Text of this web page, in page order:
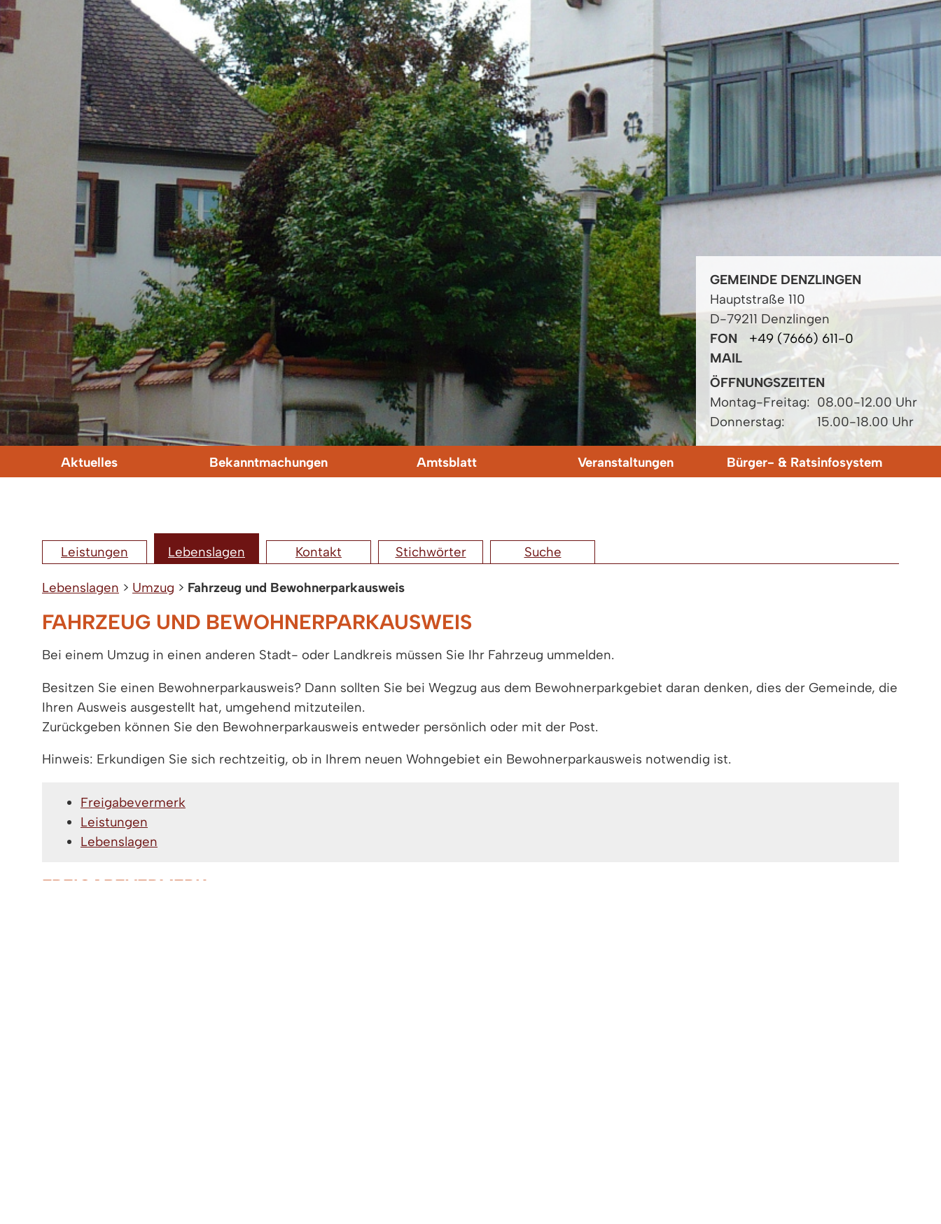
GEMEINDE DENZLINGEN
Hauptstraße 110
D-79211 Denzlingen
FON
+49 (7666) 611-0
MAIL
ÖFFNUNGSZEITEN
Montag-Freitag: 08.00-12.00 Uhr
Donnerstag:
15.00-18.00 Uhr
Aktuelles Bekanntmachungen Amtsblatt Veranstaltungen Bürger- & Ratsinfosystem
Leistungen Lebenslagen Kontakt Stichwörter Suche
Lebenslagen > Umzug > Fahrzeug und Bewohnerparkausweis
FAHRZEUG UND BEWOHNERPARKAUSWEIS
Bei einem Umzug in einen anderen Stadt- oder Landkreis müssen Sie Ihr Fahrzeug ummelden.
Besitzen Sie einen Bewohnerparkausweis? Dann sollten Sie bei Wegzug aus dem Bewohnerparkgebiet daran denken, dies der Gemeinde, die
Ihren Ausweis ausgestellt hat, umgehend mitzuteilen.
Zurückgeben können Sie den Bewohnerparkausweis entweder persönlich oder mit der Post.
Hinweis: Erkundigen Sie sich rechtzeitig, ob in Ihrem neuen Wohngebiet ein Bewohnerparkausweis notwendig ist.
Freigabevermerk
Leistungen
Lebenslagen
FREIGABEVERMERK